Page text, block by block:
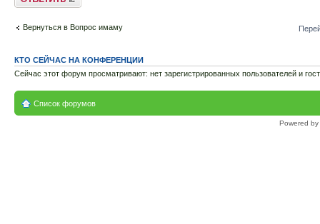
Вернуться в Вопрос имаму
КТО СЕЙЧАС НА КОНФЕРЕНЦИИ
Сейчас этот форум просматривают: нет зарегистрированных пользователей и
Список форумов
Powered by